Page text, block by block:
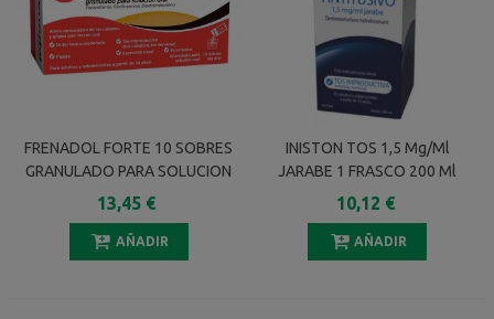
FRENADOL FORTE 10 SOBRES
GRANULADO PARA SOLUCION
ORAL
13,45 €
AÑADIR
INISTON TOS 1,5 Mg/ml
JARABE 1 FRASCO 200 Ml
10,12 €
AÑADIR